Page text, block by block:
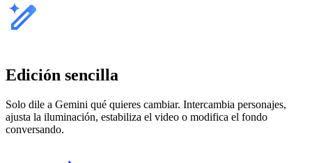
Edición sencilla
Solo dile a Gemini qué quieres cambiar. Intercambia personajes,
ajusta la iluminación, estabiliza el video o modifica el fondo
conversando.